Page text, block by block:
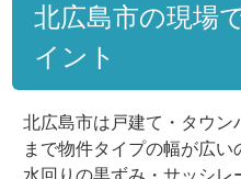
北広島市の現場
イント
北広島市は戸建て・タウン
まで物件タイプの幅が広
水回りの黒ずみ・サッシ